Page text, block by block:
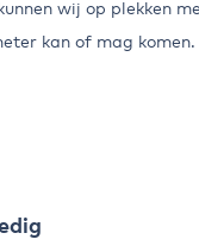
wij op plekken
kan of mag komen.